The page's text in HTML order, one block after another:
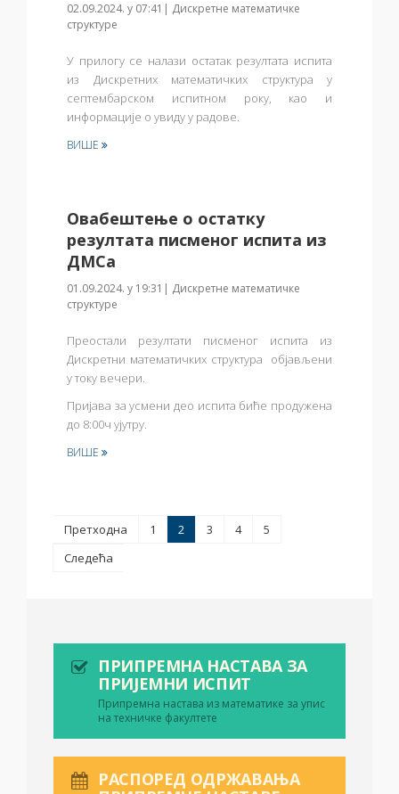
02.09.2024. у 07:41| Дискретне математичке
структуре
У прилогу се налази остатак резултата испита
из Дискретних математичких структура у
септембарском испитном року, као и
информације о увиду у радове.
ВИШЕ
Овабештење о остатку
резултата писменог испита из
ДМСа
01.09.2024. у 19:31| Дискретне математичке
структуре
Преостали резултати писменог испита из
Дискретни математичких структура објављени
у току вечери.
Пријава за усмени део испита биће продужена
до 8:00ч ујутру.
ВИШЕ
Претходна 1 2 3 4
5
Следећа
ПРИПРЕМНА НАСТАВА ЗА
ПРИЈЕМНИ ИСПИТ
Припремна настава из математике за упис
на техничке факултете
РАСПОРЕД ОДРЖАВАЊА